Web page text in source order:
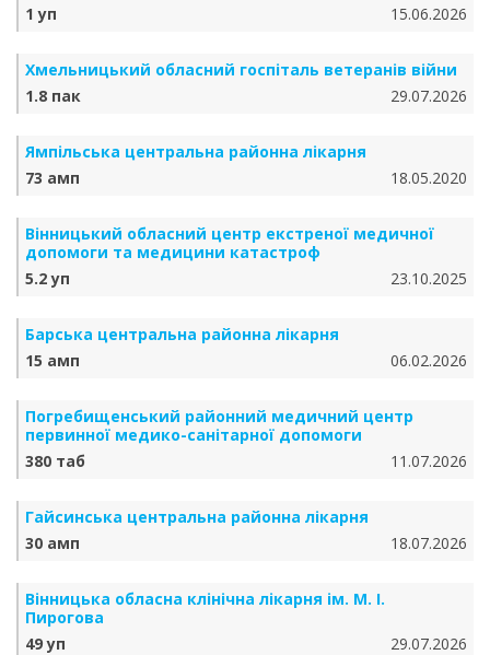
1 уп
15.06.2026
Хмельницький обласний госпіталь ветеранів війни
1.8 пак
29.07.2026
Ямпільська центральна районна лікарня
73 амп
18.05.2020
Вінницький обласний центр екстреної медичної
допомоги та медицини катастроф
5.2 уп
23.10.2025
Барська центральна районна лікарня
15 амп
06.02.2026
Погребищенський районний медичний центр
первинної медико-санітарної допомоги
380 таб
11.07.2026
Гайсинська центральна районна лікарня
30 амп
18.07.2026
Вінницька обласна клінічна лікарня ім. М. І.
Пирогова
49 уп
29.07.2026